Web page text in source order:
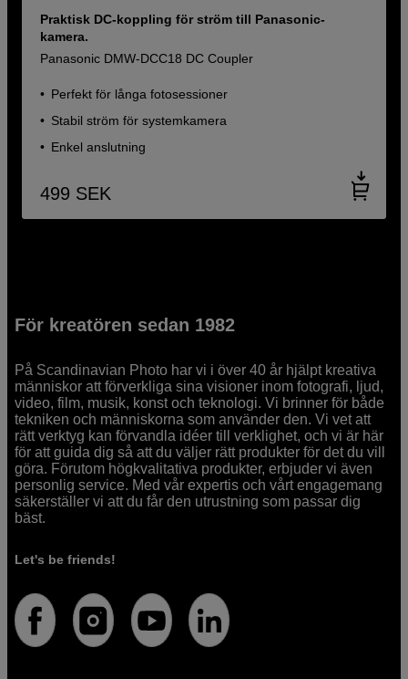
Praktisk DC-koppling för ström till Panasonic-
kamera.
Panasonic DMW-DCC18 DC Coupler
Perfekt för långa fotosessioner
Stabil ström för systemkamera
Enkel anslutning
499 SEK
För kreatören sedan 1982
På Scandinavian Photo har vi i över 40 år hjälpt kreativa
människor att förverkliga sina visioner inom fotografi, ljud,
video, film, musik, konst och teknologi. Vi brinner för både
tekniken och människorna som använder den. Vi vet att
rätt verktyg kan förvandla idéer till verklighet, och vi är här
för att guida dig så att du väljer rätt produkter för det du vill
göra. Förutom högkvalitativa produkter, erbjuder vi även
personlig service. Med vår expertis och vårt engagemang
säkerställer vi att du får den utrustning som passar dig
bäst.
Let's be friends!